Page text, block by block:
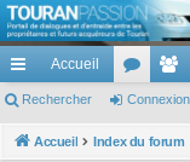
TouranPassion
Le forum des propriétaires ou
cc
ès
Accueil
or
u
e
m
Rechercher Connexion
Accueil Index du forum